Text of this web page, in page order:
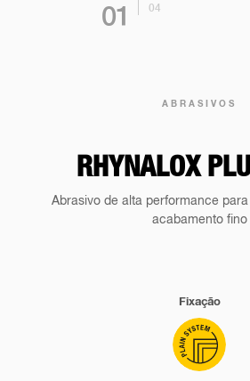
ABRASIVOS
RHYNALOX
Abrasivo de alta performance
acabamento fino
01 04
Fixação